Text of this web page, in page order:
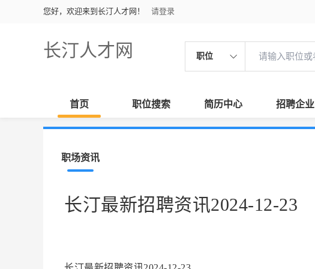
您好，欢迎来到长汀人才网！ 请登录
长汀人才网 职位
首页 职位搜索 简历中心 招聘企业
职场资讯
长汀最新招聘资讯2024-12-23